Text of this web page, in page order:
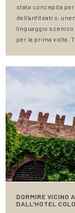
stata concepita
dell'anfiteatro,
linguaggio scenico
per la prima volta.
DORMIRE VICINO
DALL’HOTEL